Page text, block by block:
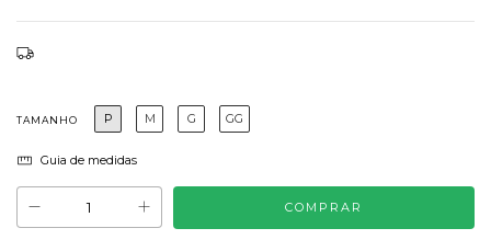
TAMANHO P M G GG
Guia de medidas